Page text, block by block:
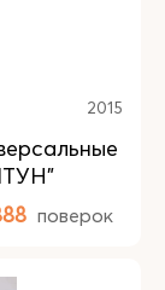
2015
поверок